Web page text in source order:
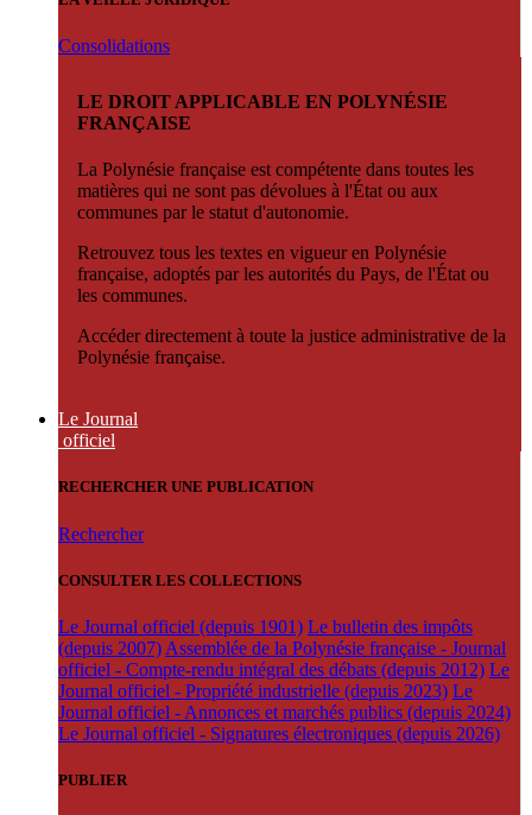
Consolidations
LE DROIT APPLICABLE EN POLYNÉSIE
FRANÇAISE
La Polynésie française est compétente dans toutes les
matières qui ne sont pas dévolues à l'État ou aux
communes par le statut d'autonomie.
Retrouvez tous les textes en vigueur en Polynésie
française, adoptés par les autorités du Pays, de l'État ou
les communes.
Accéder directement à toute la justice administrative de la
Polynésie française.
Le Journal
officiel
RECHERCHER UNE PUBLICATION
Rechercher
CONSULTER LES COLLECTIONS
Le Journal officiel (depuis 1901) Le bulletin des impôts
(depuis 2007) Assemblée de la Polynésie française - Journal
officiel - Compte-rendu intégral des débats (depuis 2012) Le
Journal officiel - Propriété industrielle (depuis 2023) Le
Journal officiel - Annonces et marchés publics (depuis 2024)
Le Journal officiel - Signatures électroniques (depuis 2026)
PUBLIER